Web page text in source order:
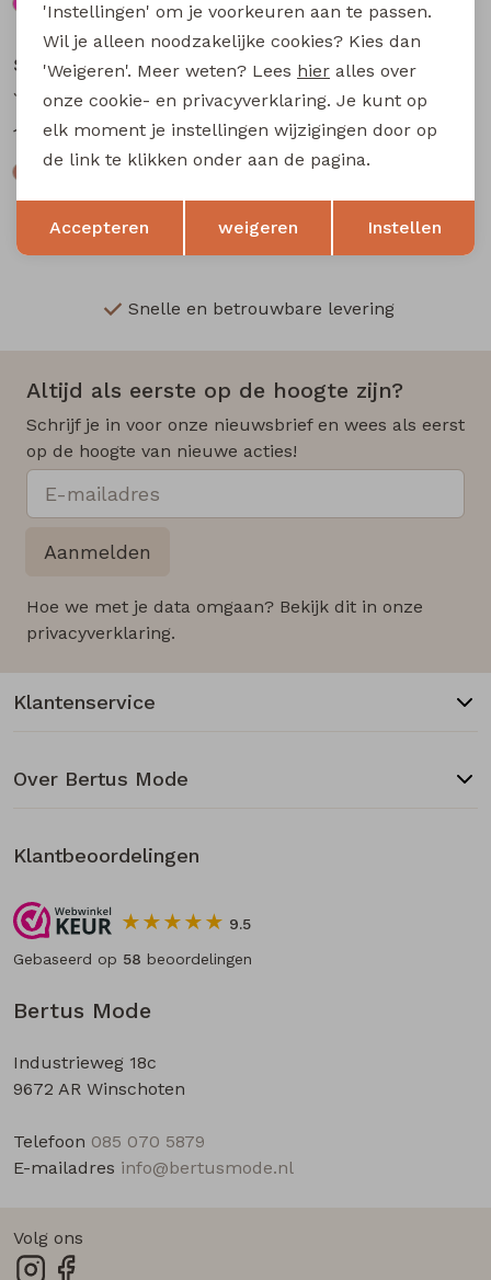
Sale
So Soire
17,50 34,99
So Soire
17,50 34,99
Snelle en betrouwbare levering
Altijd als eerste op de hoogte zijn?
Schrijf je in voor onze nieuwsbrief en wees als eerst
op de hoogte van nieuwe acties!
Aanmelden
Hoe we met je data omgaan? Bekijk dit in onze
privacyverklaring.
Bertus Mode
Industrieweg 18c
9672 AR Winschoten
Telefoon 085 070 5879
E-mailadres info@bertusmode.nl
Klantenservice
Over Bertus Mode
Klantbeoordelingen
9.5
Gebaseerd op 58 beoordelingen
Volg ons
Terug Opslaan
'Instellingen' om je voorkeuren aan te passen.
Wil je alleen noodzakelijke cookies? Kies dan
'Weigeren'. Meer weten? Lees hier alles over
onze cookie- en privacyverklaring. Je kunt op
elk moment je instellingen wijzigingen door op
de link te klikken onder aan de pagina.
Accepteren weigeren Instellen